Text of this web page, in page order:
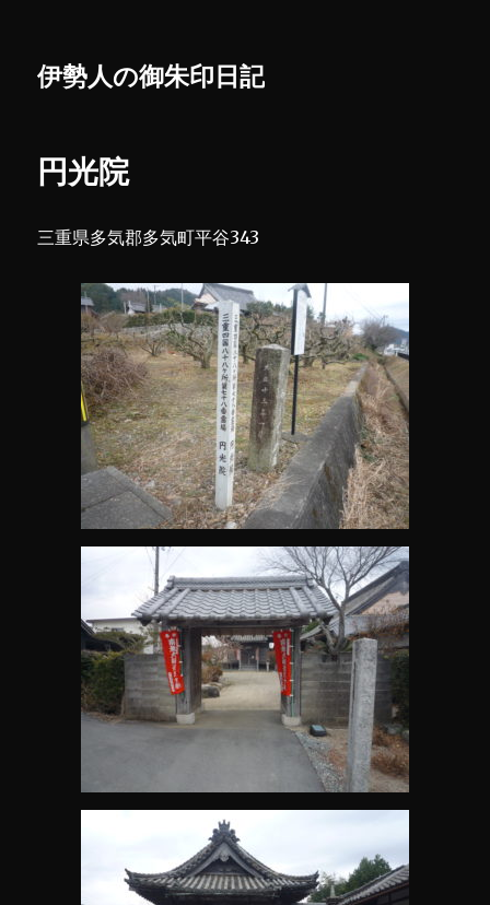
伊勢人の御朱印日記
円光院
三重県多気郡多気町平谷343